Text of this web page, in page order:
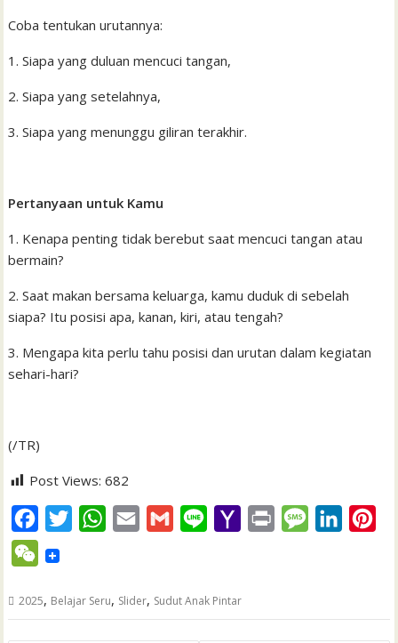
Coba tentukan urutannya:
1. Siapa yang duluan mencuci tangan,
2. Siapa yang setelahnya,
3. Siapa yang menunggu giliran terakhir.
Pertanyaan untuk Kamu
1. Kenapa penting tidak berebut saat mencuci tangan atau
bermain?
2. Saat makan bersama keluarga, kamu duduk di sebelah
siapa? Itu posisi apa, kanan, kiri, atau tengah?
3. Mengapa kita perlu tahu posisi dan urutan dalam kegiatan
sehari-hari?
(/TR)
Post Views: 682
a
e
b
t
t
W
t
s
i
l
G
i
l
e
o
o
t
M
a
e
e
W
C
2025, Belajar Seru, Slider, Sudut Anak Pintar